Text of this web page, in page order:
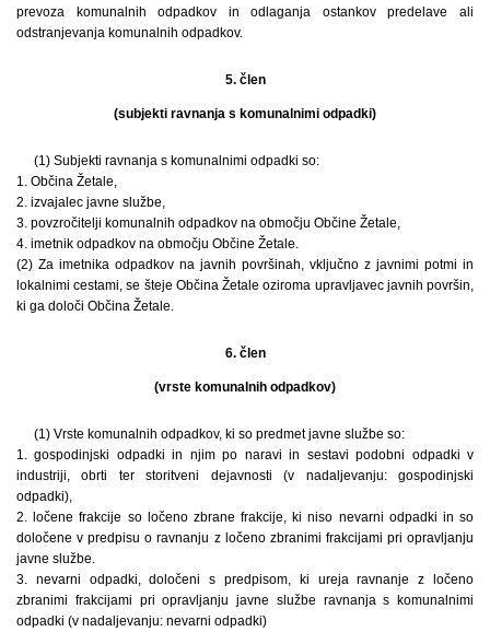
prevoza komunalnih odpadkov in odlaganja ostankov predelave ali
odstranjevanja komunalnih odpadkov.
5. člen
(subjekti ravnanja s komunalnimi odpadki)
(1) Subjekti ravnanja s komunalnimi odpadki so:
1. Občina Žetale,
2. izvajalec javne službe,
3. povzročitelji komunalnih odpadkov na območju Občine Žetale,
4. imetnik odpadkov na območju Občine Žetale.
(2) Za imetnika odpadkov na javnih površinah, vključno z javnimi potmi in
lokalnimi cestami, se šteje Občina Žetale oziroma upravljavec javnih površin,
ki ga določi Občina Žetale.
6. člen
(vrste komunalnih odpadkov)
(1) Vrste komunalnih odpadkov, ki so predmet javne službe so:
1. gospodinjski odpadki in njim po naravi in sestavi podobni odpadki v
industriji, obrti ter storitveni dejavnosti (v nadaljevanju: gospodinjski
odpadki),
2. ločene frakcije so ločeno zbrane frakcije, ki niso nevarni odpadki in so
določene v predpisu o ravnanju z ločeno zbranimi frakcijami pri opravljanju
javne službe.
3. nevarni odpadki, določeni s predpisom, ki ureja ravnanje z ločeno
zbranimi frakcijami pri opravljanju javne službe ravnanja s komunalnimi
odpadki (v nadaljevanju: nevarni odpadki)